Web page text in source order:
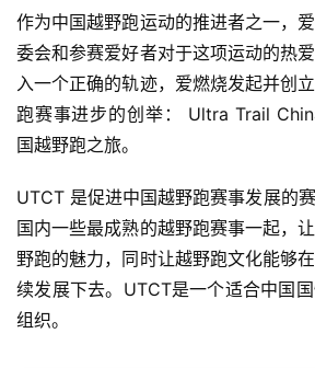
作为中国越野跑运动的推进者之一，
委会和参赛爱好者对于这项运动的热
入一个正确的轨迹，爱燃烧发起并创
跑赛事进步的创举： Ultra Trail
国越野跑之旅。
UTCT 是促进中国越野跑赛事发展的
国内一些最成熟的越野跑赛事一起，
野跑的魅力，同时让越野跑文化能够
续发展下去。UTCT是一个适合中国
组织。